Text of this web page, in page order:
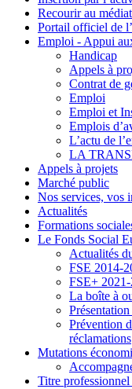
Recourir au
Portail officiel de
Emploi - Appui
Handicap
Appels à
Contrat de
Emploi
Emploi et
Emplois
L’actu de
LA
Appels à projets
Marché public
Nos services, vos
Actualités
Formations
Le Fonds Social
Actualités
FSE 2014-
FSE+
La boîte à
Prévention
réclamations
Mutations
Titre